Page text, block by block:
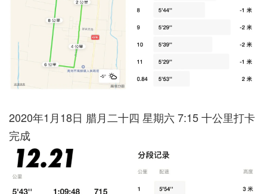
2020年1月18日 腊月二十四 星期六 7:15 十公里打卡
完成